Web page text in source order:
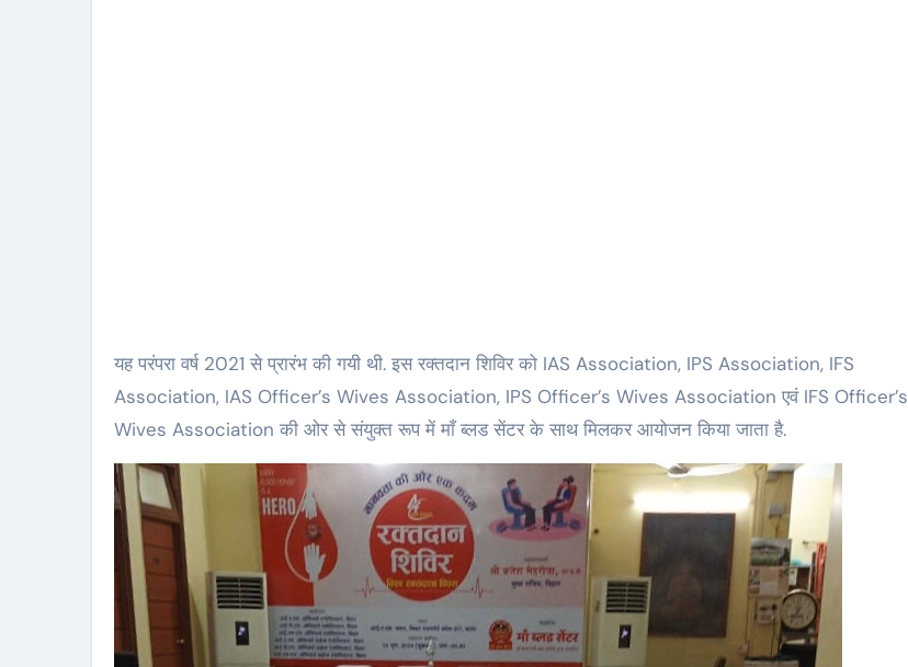
यह परंपरा वर्ष 2021 से प्रारंभ की गयी थी. इस रक्तदान शिविर को IAS Association, IPS Association, IFS
Association, IAS Officer’s Wives Association, IPS Officer’s Wives Association एवं IFS Officer’s
Wives Association की ओर से संयुक्त रूप में माँ ब्लड सेंटर के साथ मिलकर आयोजन किया जाता है.